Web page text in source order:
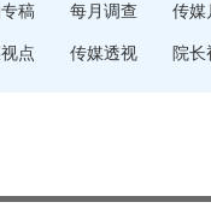
稿 每月调查 传媒
点 传媒透视 院长